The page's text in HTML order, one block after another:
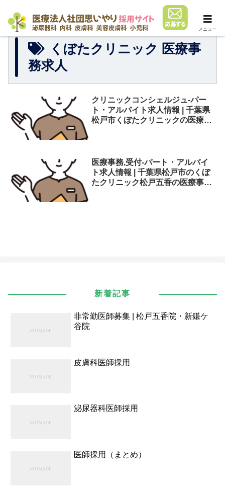
くぼたクリニック 医療事
務求人
クリニックコンシェルジュ-パー
ト・アルバイト求人情報 | 千葉県
松戸市くぼたクリニックの医療事
医療事務,受付-パート・アルバイ
ト求人情報 | 千葉県松戸市のくぼ
たクリニック松戸五香の医療事務
新着記事
非常勤医師募集 | 松戸五香院・新鎌ケ
谷院
皮膚科医師採用
泌尿器科医師採用
医師採用（まとめ）
メニュー